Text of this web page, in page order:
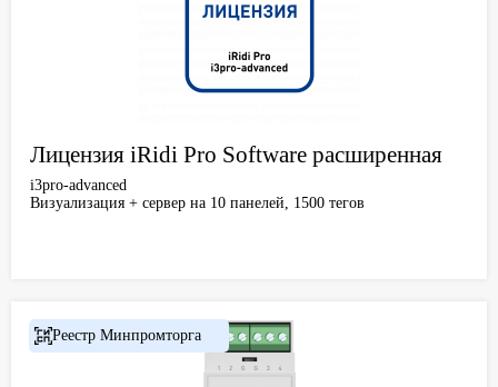
Лицензия iRidi Pro Software расширенная
i3pro-advanced
Визуализация + сервер на 10 панелей, 1500 тегов
Реестр Минпромторга